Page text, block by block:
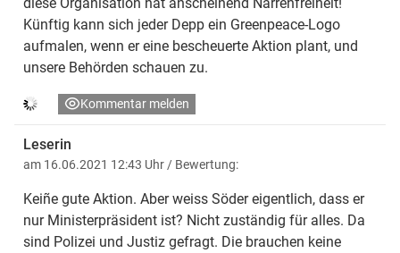
Künftig kann sich jeder Depp ein Greenpeace-Logo
aufmalen, wenn er eine bescheuerte Aktion plant, und
unsere Behörden schauen zu.
Kommentar melden
Leserin
am 16.06.2021 12:43 Uhr / Bewertung:
Keiñe gute Aktion. Aber weiss Söder eigentlich, dass er
nur Ministerpräsident ist? Nicht zuständig für alles. Da
sind Polizei und Justiz gefragt. Die brauchen keine